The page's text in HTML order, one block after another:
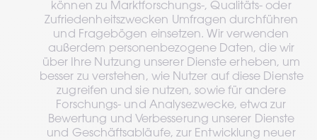
können zu Marktforschungs-, Qualitäts- oder
Zufriedenheitszwecken Umfragen durchführen
und Fragebögen einsetzen. Wir verwenden
außerdem personenbezogene Daten, die wir
über Ihre Nutzung unserer Dienste erheben, um
besser zu verstehen, wie Nutzer auf diese Dienste
zugreifen und sie nutzen, sowie für andere
Forschungs- und Analysezwecke, etwa zur
Bewertung und Verbesserung unserer Dienste
und Geschäftsabläufe, zur Entwicklung neuer